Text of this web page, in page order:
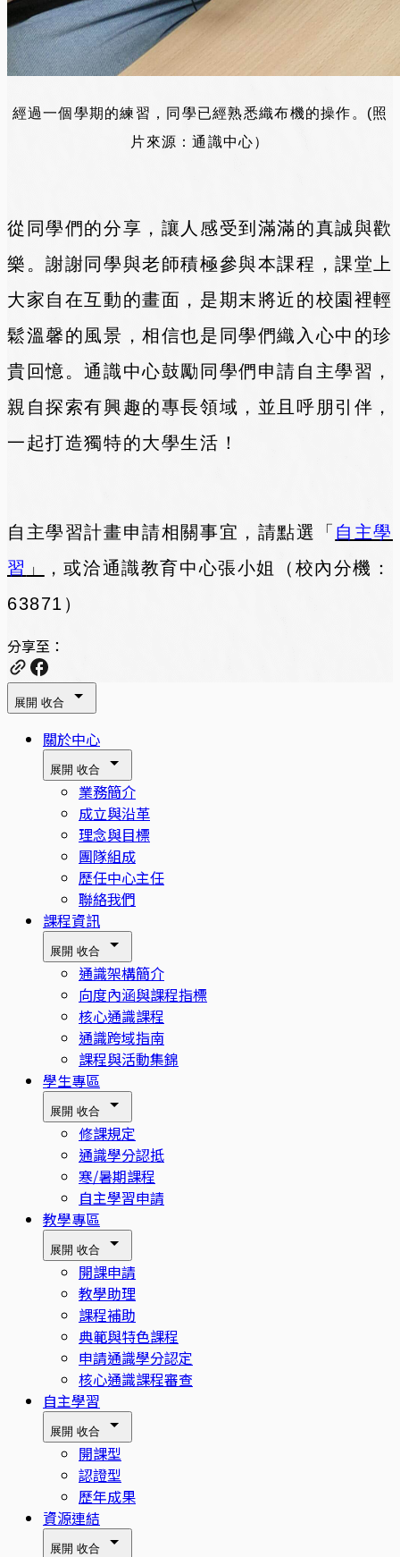
經過一個學期的練習，同學已經熟悉織布機的操作。(照
片來源：通識中心）
從同學們的分享，讓人感受到滿滿的真誠與歡
樂。謝謝同學與老師積極參與本課程，課堂上
大家自在互動的畫面，是期末將近的校園裡輕
鬆溫馨的風景，相信也是同學們織入心中的珍
貴回憶。通識中心鼓勵同學們申請自主學習，
親自探索有興趣的專長領域，並且呼朋引伴，
一起打造獨特的大學生活！
自主學習計畫申請相關事宜，請點選「 自主學
習 」
，或洽通識教育中心張小姐（校內分機：
63871）
分享至：
展開 收合
關於中心
展開 收合
業務簡介
成立與沿革
理念與目標
團隊組成
歷任中心主任
聯絡我們
課程資訊
展開 收合
通識架構簡介
向度內涵與課程指標
核心通識課程
通識跨域指南
課程與活動集錦
學生專區
展開 收合
修課規定
通識學分認抵
寒/暑期課程
自主學習申請
教學專區
展開 收合
開課申請
教學助理
課程補助
典範與特色課程
申請通識學分認定
核心通識課程審查
自主學習
展開 收合
開課型
認證型
歷年成果
資源連結
展開 收合